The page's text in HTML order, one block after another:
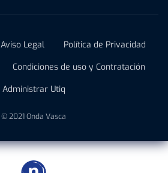
Aviso Legal
Política de Privacidad
Condiciones de uso y Contratación
Administrar Utiq
© 2021 Onda Vasca